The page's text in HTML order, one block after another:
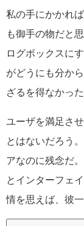
私の手にかかれ
も御手の物だと
ログボックスに
がどうにも分か
ざるを得なかった
ユーザを満足さ
とはないだろう
アなのに残念だ
とインターフェ
情を思えば、彼